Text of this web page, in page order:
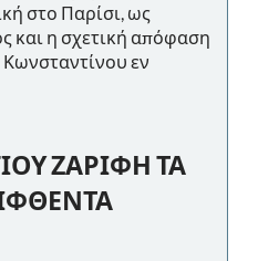
στο Παρίσι, ως
και η σχετική απόφαση
Κωνσταντίνου εν
ΖΑΡΙΦΗ ΤΑ